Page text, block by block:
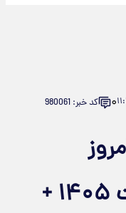
۰ کد خبر: 980061
چهارشنبه ۲ اردیبهشت ۱۴۰۵ +